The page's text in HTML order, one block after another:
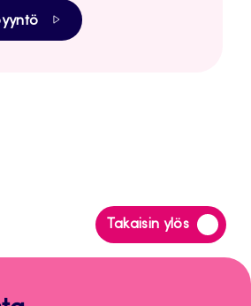
Takaisin ylös
Siirry
takaisin